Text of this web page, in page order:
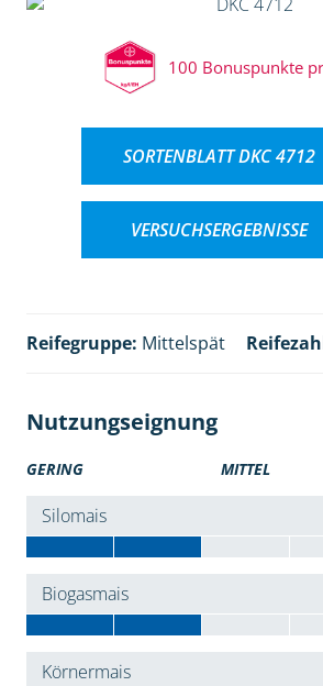
100 Bonuspunkte
SORTENBLATT DKC 4712
VERSUCHSERGEBNISSE
Reifegruppe: Mittelspät
Nutzungseignung
GERING MITTEL
Silomais
Biogasmais
Körnermais